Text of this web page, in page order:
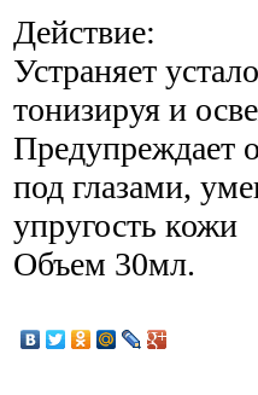
Действие:
Устраняет
тонизируя и
Предупреждает
под глазами,
упругость кожи
Объем 30мл.